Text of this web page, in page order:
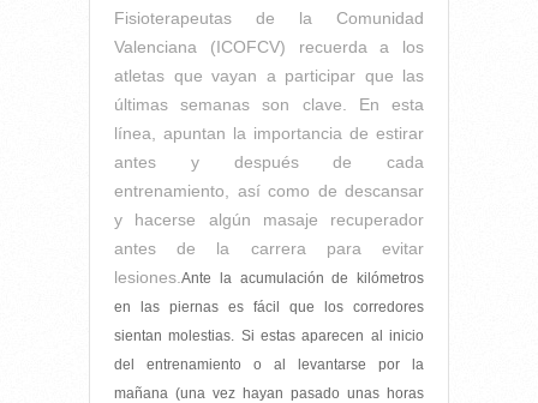
Fisioterapeutas de la Comunidad
Valenciana (ICOFCV) recuerda a los
atletas que vayan a participar que las
últimas semanas son clave. En esta
línea, apuntan la importancia de estirar
antes y después de cada
entrenamiento, así como de descansar
y hacerse algún masaje recuperador
antes de la carrera para evitar
lesiones. Ante la acumulación de kilómetros
en las piernas es fácil que los corredores
sientan molestias. Si estas aparecen al inicio
del entrenamiento o al levantarse por la
mañana (una vez hayan pasado unas horas